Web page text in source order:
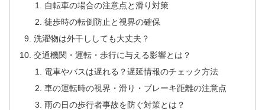
自転車の場合の注意点と滑り対策
徒歩時の転倒防止と視界の確保
洗濯物は外干ししても大丈夫？
交通機関・運転・歩行に与える影響とは？
電車やバスは遅れる？遅延情報のチェック方法
車の運転時の視界・滑り・ブレーキ距離の注意点
雨の日の歩行者事故を防ぐ対策とは？